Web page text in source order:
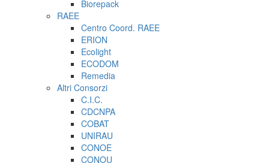
Biorepack
RAEE
Centro Coord. RAEE
ERION
Ecolight
ECODOM
Remedia
Altri Consorzi
C.I.C.
CDCNPA
COBAT
UNIRAU
CONOE
CONOU